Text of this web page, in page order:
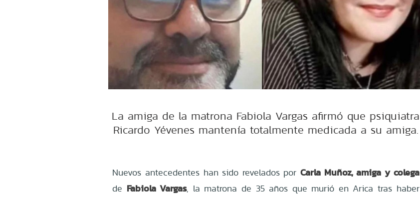
La amiga de la matrona Fabiola Vargas afirmó que psiquiatra
Ricardo Yévenes mantenía totalmente medicada a su amiga.
Nuevos antecedentes han sido revelados por Carla Muñoz, amiga y colega
de Fabiola Vargas, la matrona de 35 años que murió en Arica tras haber